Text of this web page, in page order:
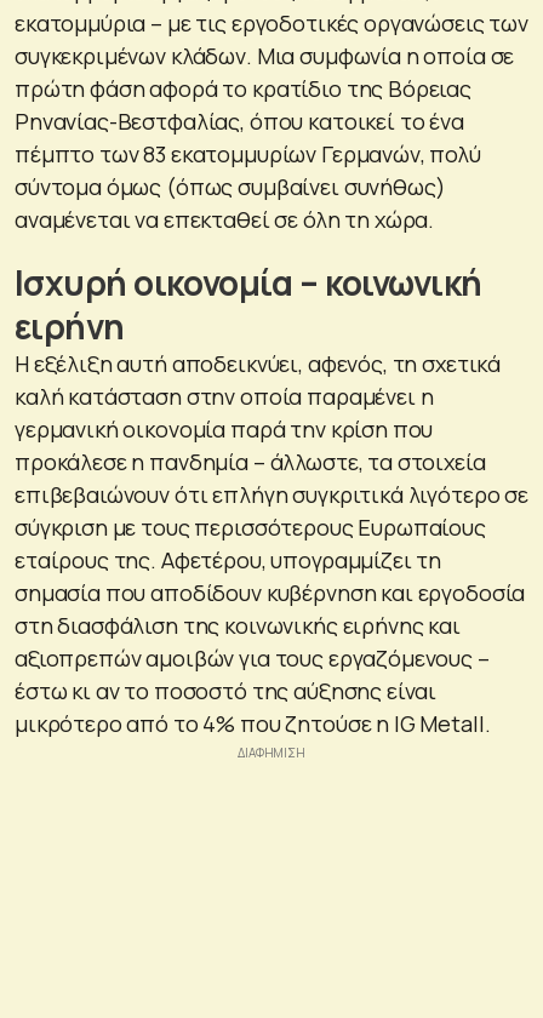
εκατομμύρια – με τις εργοδοτικές οργανώσεις των
συγκεκριμένων κλάδων. Μια συμφωνία η οποία σε
πρώτη φάση αφορά το κρατίδιο της Βόρειας
Ρηνανίας-Βεστφαλίας, όπου κατοικεί το ένα
πέμπτο των 83 εκατομμυρίων Γερμανών, πολύ
σύντομα όμως (όπως συμβαίνει συνήθως)
αναμένεται να επεκταθεί σε όλη τη χώρα.
Ισχυρή οικονομία – κοινωνική
ειρήνη
Η εξέλιξη αυτή αποδεικνύει, αφενός, τη σχετικά
καλή κατάσταση στην οποία παραμένει η
γερμανική οικονομία παρά την κρίση που
προκάλεσε η πανδημία – άλλωστε, τα στοιχεία
επιβεβαιώνουν ότι επλήγη συγκριτικά λιγότερο σε
σύγκριση με τους περισσότερους Ευρωπαίους
εταίρους της. Αφετέρου, υπογραμμίζει τη
σημασία που αποδίδουν κυβέρνηση και εργοδοσία
στη διασφάλιση της κοινωνικής ειρήνης και
αξιοπρεπών αμοιβών για τους εργαζόμενους –
έστω κι αν το ποσοστό της αύξησης είναι
μικρότερο από το 4% που ζητούσε η IG Metall.